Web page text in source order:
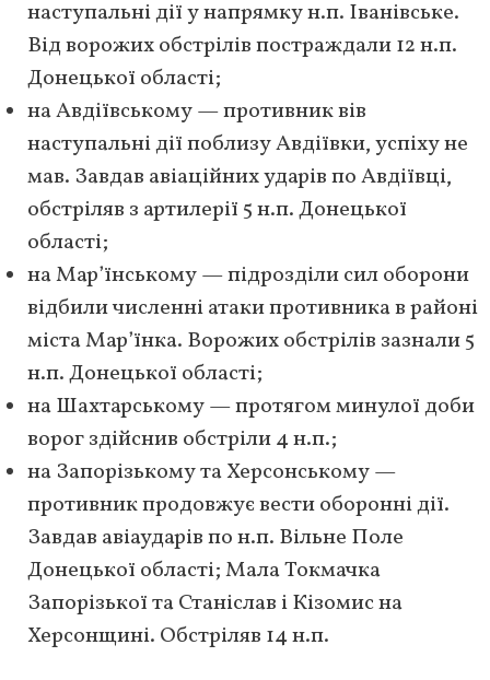
наступальні дії у напрямку н.п. Іванівське.
Від ворожих обстрілів постраждали 12 н.п.
Донецької області;
на Авдіївському — противник вів
наступальні дії поблизу Авдіївки, успіху не
мав. Завдав авіаційних ударів по Авдіївці,
обстріляв з артилерії 5 н.п. Донецької
області;
на Мар’їнському — підрозділи сил оборони
відбили численні атаки противника в районі
міста Мар’їнка. Ворожих обстрілів зазнали 5
н.п. Донецької області;
на Шахтарському — протягом минулої доби
ворог здійснив обстріли 4 н.п.;
на Запорізькому та Херсонському —
противник продовжує вести оборонні дії.
Завдав авіаударів по н.п. Вільне Поле
Донецької області; Мала Токмачка
Запорізької та Станіслав і Кізомис на
Херсонщині. Обстріляв 14 н.п.